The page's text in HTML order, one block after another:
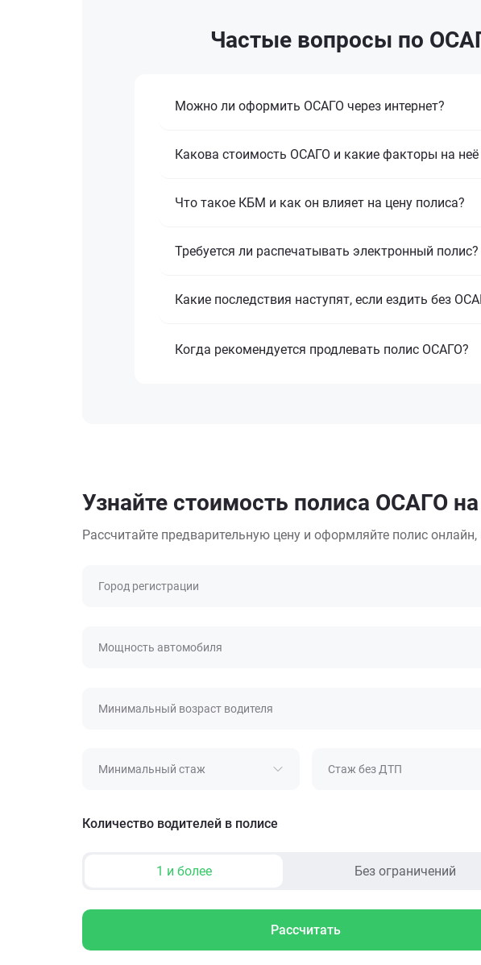
Частые вопросы по
Можно ли оформить ОСАГО через интернет?
Какова стоимость ОСАГО и какие факторы на
Что такое КБМ и как он влияет на цену полиса?
Требуется ли распечатывать электронный полис?
Какие последствия наступят, если ездить без
Когда рекомендуется продлевать полис ОСАГО?
Узнайте стоимость полиса ОСАГО
Рассчитайте предварительную цену и оформляйте полис
Город регистрации
Мощность автомобиля
Минимальный возраст водителя
Минимальный стаж Стаж без ДТП
Количество водителей в полисе
1 и более Без ограничений
Рассчитать